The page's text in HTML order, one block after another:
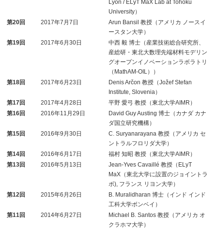
Lyon / ELyT MaX Lab at Tohoku
University）
第20回
2017年7月7日
Arun Bansil 教授（アメリカ ノースイ
ースタン大学）
第19回
2017年6月30日
中西 毅 博士（産業技術総合研究所、
産総研・東北大数理先端材料モデリン
グオープンイノベーションラボラトリ
（MathAM-OIL））
第18回
2017年6月23日
Denis Arčon 教授（Jožef Stefan
Institute, Slovenia）
第17回
2017年4月28日
平野 愛弓 教授（東北大学AIMR）
第16回
2016年11月29日
David Guy Austing 博士（カナダ カナ
ダ国立研究機構）
第15回
2016年9月30日
C. Suryanarayana 教授（アメリカ セ
ントラルフロリダ大学）
第14回
2016年6月17日
福村 知昭 教授（東北大学AIMR）
第13回
2016年5月13日
Jean-Yves Cavaillé 教授（ELyT
MaX（東北大学に設置のジョイントラ
ボ), フランス リヨン大学）
第12回
2015年6月26日
B. Muralidharan 博士（インド インド
工科大学ボンベイ）
第11回
2014年6月27日
Michael B. Santos 教授（アメリカ オ
クラホマ大学）